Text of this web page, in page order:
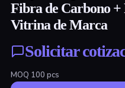
Fibra de Carbono +
Vitrina de Marca
Solicitar
MOQ 100 pcs